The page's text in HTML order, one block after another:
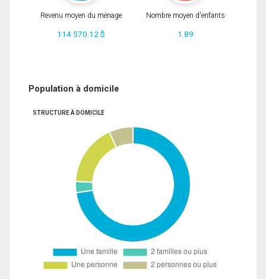
Revenu moyen du ménage
114 570.12 $
Nombre moyen d'enfants
1.89
Population à domicile
STRUCTURE À DOMICILE